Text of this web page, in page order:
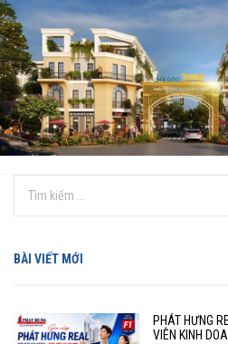
BÀI VIẾT MỚI
PHÁT HƯNG
VIÊN KINH